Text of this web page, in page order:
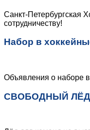
Санкт-Петербургская
сотрудничеству!
Набор в
Объявления о наборе
СВОБОДНЫЙ ЛЁД